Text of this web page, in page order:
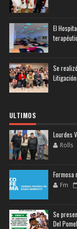
El
Se
ULTIMOS
Lourdes
Rolls
Formosa
Fm
Se
Del